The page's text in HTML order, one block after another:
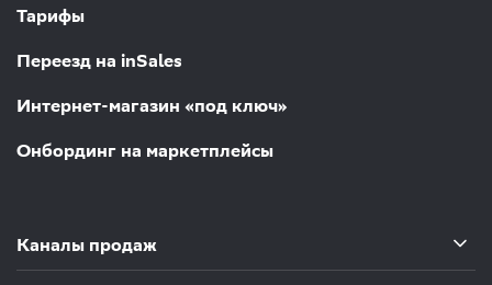
Тарифы
Переезд на inSales
Интернет-магазин «под ключ»
Онбординг на маркетплейсы
Каналы продаж